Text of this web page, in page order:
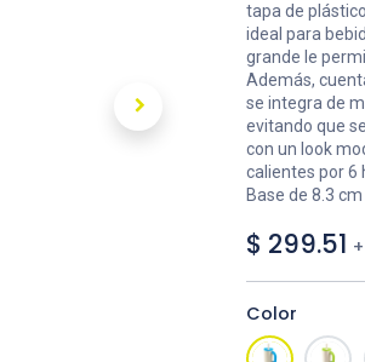
tapa de
ideal para
grande le
Además,
se integra de
evitando que
con un look
calientes por 6
Base de 8.3
$ 299.51
Color